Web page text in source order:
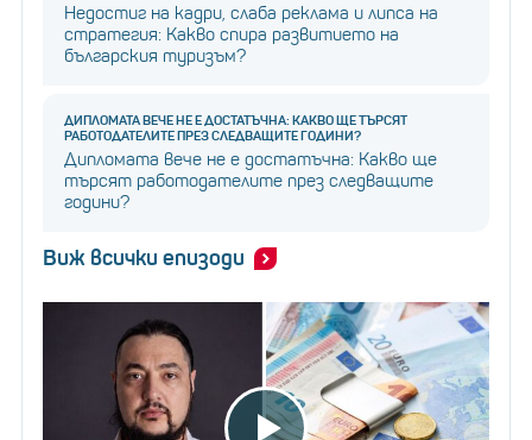
Недостиг на кадри, слаба реклама и липса на
стратегия: Какво спира развитието на
българския туризъм?
ДИПЛОМАТА ВЕЧЕ НЕ Е ДОСТАТЪЧНА: КАКВО ЩЕ ТЪРСЯТ
РАБОТОДАТЕЛИТЕ ПРЕЗ СЛЕДВАЩИТЕ ГОДИНИ?
Дипломата вече не е достатъчна: Какво ще
търсят работодателите през следващите
години?
Виж всички епизоди